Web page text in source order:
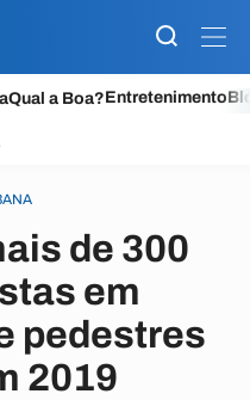
Qual a Boa?Entretenimento
de 300
em
pedestres
2019